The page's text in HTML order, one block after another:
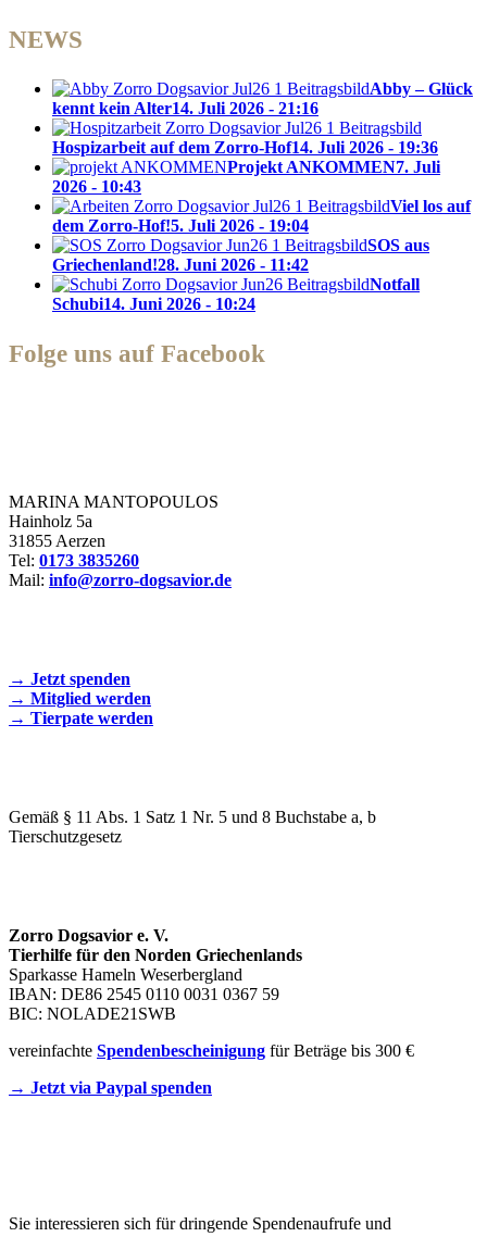
NEWS
Abby – Glück
kennt kein Alter14. Juli 2026 - 21:16
Hospizarbeit auf dem Zorro-Hof14. Juli 2026 - 19:36
Projekt ANKOMMEN7. Juli
2026 - 10:43
Viel los auf
dem Zorro-Hof!5. Juli 2026 - 19:04
SOS aus
Griechenland!28. Juni 2026 - 11:42
Notfall
Schubi14. Juni 2026 - 10:24
Folge uns auf Facebook
MARINA MANTOPOULOS
Hainholz 5a
31855 Aerzen
Tel: 0173 3835260
Mail: info@zorro-dogsavior.de
→ Jetzt spenden
→ Mitglied werden
→ Tierpate werden
Gemäß § 11 Abs. 1 Satz 1 Nr. 5 und 8 Buchstabe a, b
Tierschutzgesetz
Zorro Dogsavior e. V.
Tierhilfe für den Norden Griechenlands
Sparkasse Hameln Weserbergland
IBAN: DE86 2545 0110 0031 0367 59
BIC: NOLADE21SWB
vereinfachte Spendenbescheinigung für Beträge bis 300 €
→ Jetzt via Paypal spenden
Sie interessieren sich für dringende Spendenaufrufe und